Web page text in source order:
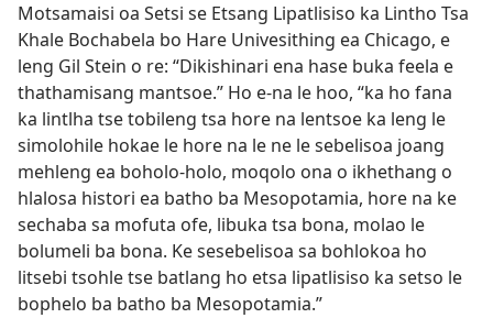
Motsamaisi oa Setsi se Etsang Lipatlisiso ka Lintho Tsa
Khale Bochabela bo Hare Univesithing ea Chicago, e
leng Gil Stein o re: “Dikishinari ena hase buka feela e
thathamisang mantsoe.” Ho e-na le hoo, “ka ho fana
ka lintlha tse tobileng tsa hore na lentsoe ka leng le
simolohile hokae le hore na le ne le sebelisoa joang
mehleng ea boholo-holo, moqolo ona o ikhethang o
hlalosa histori ea batho ba Mesopotamia, hore na ke
sechaba sa mofuta ofe, libuka tsa bona, molao le
bolumeli ba bona. Ke sesebelisoa sa bohlokoa ho
litsebi tsohle tse batlang ho etsa lipatlisiso ka setso le
bophelo ba batho ba Mesopotamia.”